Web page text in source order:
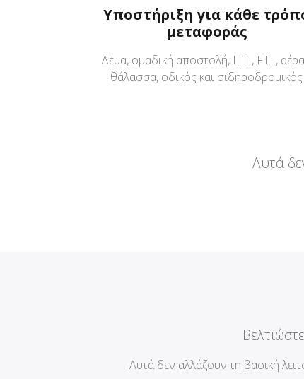
Υποστήριξη για κάθε
μεταφοράς
Δέμα, ομαδική αποστολή, LTL, FTL,
θάλασσα, οδικός και σιδηροδρομικός
Αυτά
Αυτά δεν αλλάζουν τη βασική